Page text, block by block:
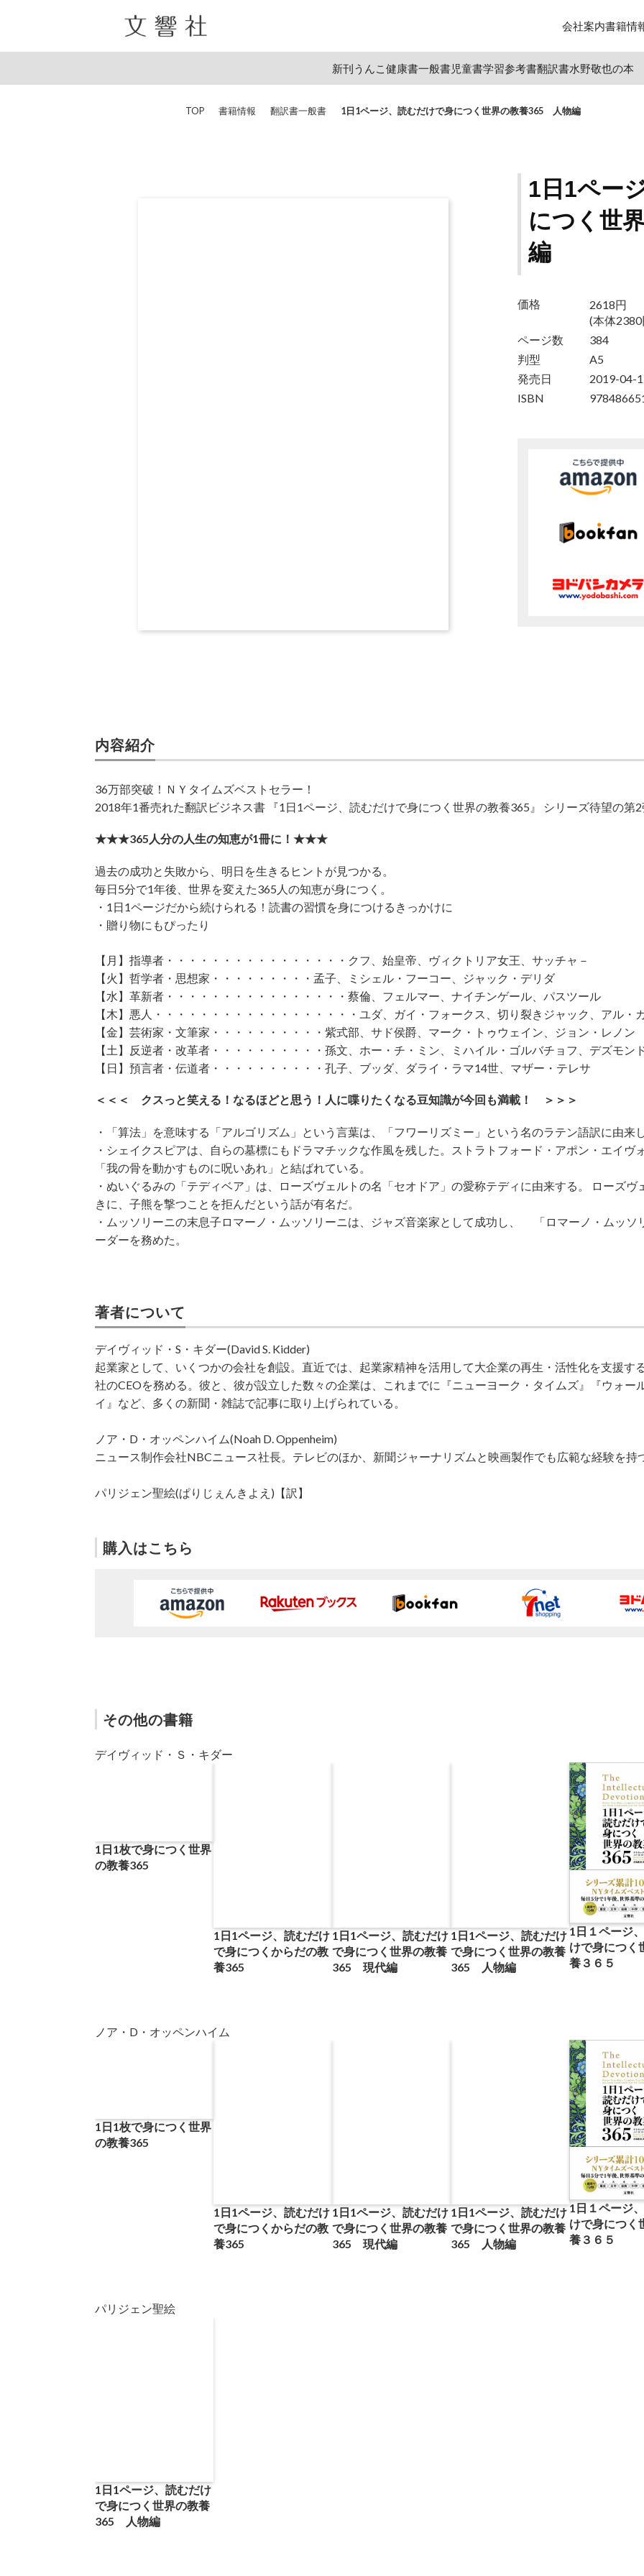
会社案内書籍情
新刊うんこ 健康書一般書児童書学習参考書翻訳書水野敬也の本
TOP 書籍情報 翻訳書一般書 1日1ページ、読むだけで身につく世界の教養365 人物編
1日1ペー
につく世
編
価格
2618円
(本体
ページ数
384
判型
A5
発売日
2019-04-
ISBN
内容紹介
36万部突破！ＮＹタイムズベストセラー！
2018年1番売れた翻訳ビジネス書 『1日1ページ、読むだけで身につく世界の教養365』 シリーズ待望の第
★★★365人分の人生の知恵が1冊に！★★★
過去の成功と失敗から、明日を生きるヒントが見つかる。
毎日5分で1年後、世界を変えた365人の知恵が身につく。
・1日1ページだから続けられる！読書の習慣を身につけるきっかけに
・贈り物にもぴったり
【月】指導者・・・・・・・・・・・・・・・・クフ、始皇帝、ヴィクトリア女王、サッチャ－
【火】哲学者・思想家・・・・・・・・・孟子、ミシェル・フーコー、ジャック・デリダ
【水】革新者・・・・・・・・・・・・・・・・蔡倫、フェルマー、ナイチンゲール、パスツール
【木】悪人・・・・・・・・・・・・・・・・・・ユダ、ガイ・フォークス、切り裂きジャック、アル・
【金】芸術家・文筆家・・・・・・・・・・紫式部、サド侯爵、マーク・トゥウェイン、ジョン・レノン
【土】反逆者・改革者・・・・・・・・・・孫文、ホー・チ・ミン、ミハイル・ゴルバチョフ、デズモン
【日】預言者・伝道者・・・・・・・・・・孔子、ブッダ、ダライ・ラマ14世、マザー・テレサ
＜＜＜ クスっと笑える！なるほどと思う！人に喋りたくなる豆知識が今回も満載！ ＞＞＞
・「算法」を意味する「アルゴリズム」という言葉は、「フワーリズミー」という名のラテン語訳に由来
・シェイクスピアは、自らの墓標にもドラマチックな作風を残した。ストラトフォード・アポン・エイ
「我の骨を動かすものに呪いあれ」と結ばれている。
・ぬいぐるみの「テディベア」は、ローズヴェルトの名「セオドア」の愛称テディに由来する。 ローズ
きに、子熊を撃つことを拒んだという話が有名だ。
・ムッソリーニの末息子ロマーノ・ムッソリーニは、ジャズ音楽家として成功し、 「ロマーノ・ムッソ
ーダーを務めた。
著者について
デイヴィッド・S・キダー(David S. Kidder)
起業家として、いくつかの会社を創設。直近では、起業家精神を活用して大企業の再生・活性化を支援す
社のCEOを務める。彼と、彼が設立した数々の企業は、これまでに『ニューヨーク・タイムズ』『ウォー
イ』など、多くの新聞・雑誌で記事に取り上げられている。
ノア・D・オッペンハイム(Noah D. Oppenheim)
ニュース制作会社NBCニュース社長。テレビのほか、新聞ジャーナリズムと映画製作でも広範な経験を持
パリジェン聖絵(ぱりじぇんきよえ)【訳】
購入はこちら
その他の書籍
デイヴィッド・Ｓ・キダー
1日1枚で身につく世界
の教養365
1日1ページ、読むだけ
で身につくからだの教
養365
1日1ページ、読むだけ
で身につく世界の教養
365 現代編
1日1ページ、読むだけ
で身につく世界の教養
365 人物編
1日１ページ
けで身につく
養３６５
ノア・D・オッペンハイム
1日1枚で身につく世界
の教養365
1日1ページ、読むだけ
で身につくからだの教
養365
1日1ページ、読むだけ
で身につく世界の教養
365 現代編
1日1ページ、読むだけ
で身につく世界の教養
365 人物編
1日１ページ
けで身につく
養３６５
パリジェン聖絵
1日1ページ、読むだけ
で身につく世界の教養
365 人物編